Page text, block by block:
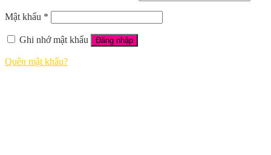
Mật khẩu *
Ghi nhớ mật khẩu Đăng nhập
Quên mật khẩu?